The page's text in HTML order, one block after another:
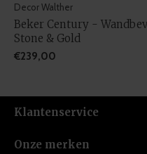
Decor Walther
Beker Century -
Stone & Gold
€239,00
Klantenservice
Onze merken